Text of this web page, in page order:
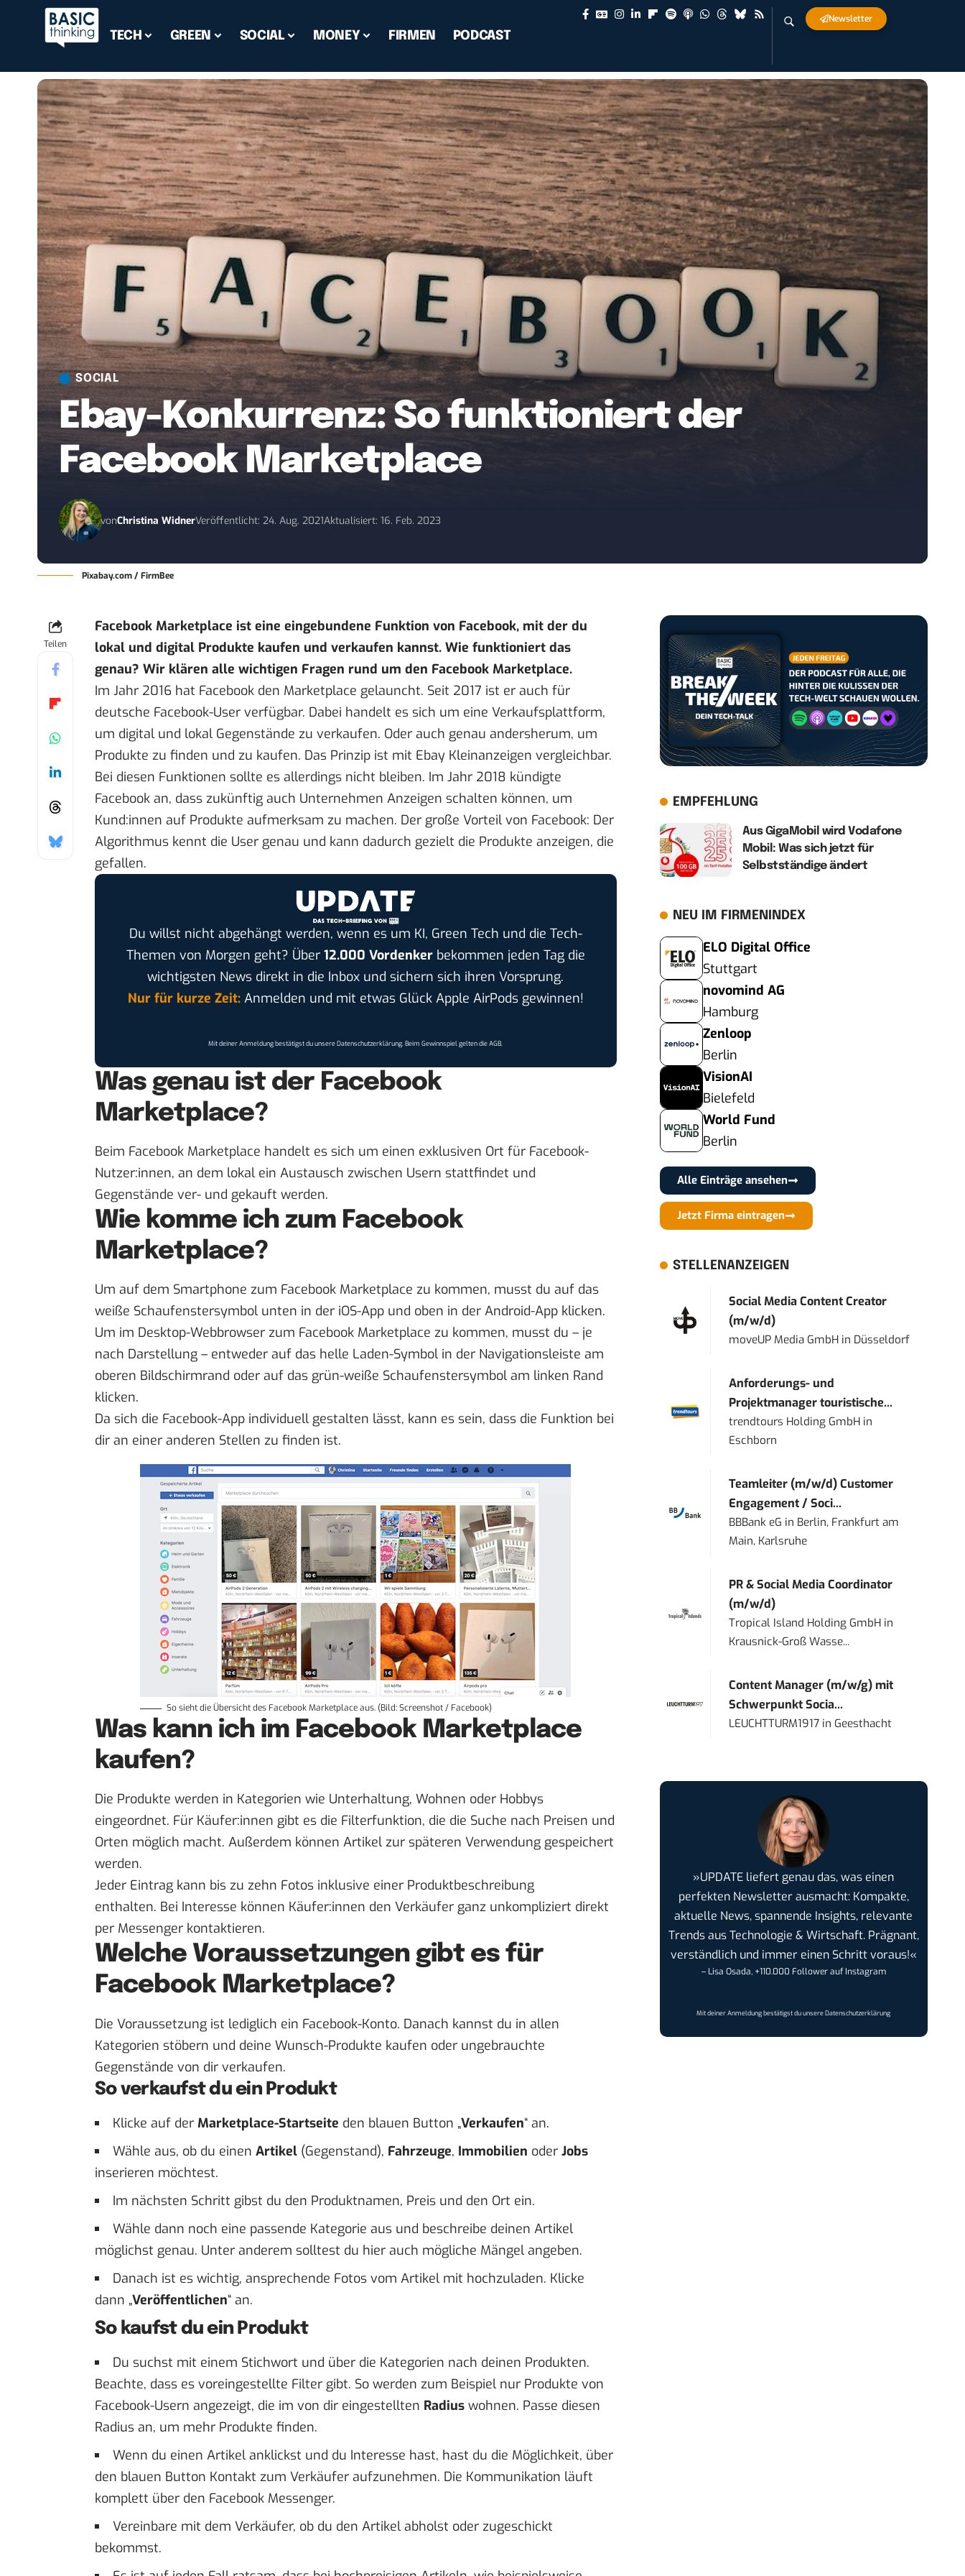
TECH GREEN SOCIAL MONEY FIRMEN PODCAST
Newsletter
SOCIAL
Ebay-Konkurrenz: So funktioniert der
Facebook Marketplace
vonChristina WidnerVeröffentlicht: 24. Aug. 2021Aktualisiert: 16. Feb. 2023
Pixabay.com / FirmBee
Teilen
Facebook Marketplace ist eine eingebundene Funktion von Facebook, mit der du
lokal und digital Produkte kaufen und verkaufen kannst. Wie funktioniert das
genau? Wir klären alle wichtigen Fragen rund um den Facebook Marketplace.
Im Jahr 2016 hat Facebook den Marketplace gelauncht. Seit 2017 ist er auch für
deutsche Facebook-User verfügbar. Dabei handelt es sich um eine Verkaufsplattform,
um digital und lokal Gegenstände zu verkaufen. Oder auch genau andersherum, um
Produkte zu finden und zu kaufen. Das Prinzip ist mit Ebay Kleinanzeigen vergleichbar.
Bei diesen Funktionen sollte es allerdings nicht bleiben. Im Jahr 2018 kündigte
Facebook an, dass zukünftig auch Unternehmen Anzeigen schalten können, um
Kund:innen auf Produkte aufmerksam zu machen. Der große Vorteil von Facebook: Der
Algorithmus kennt die User genau und kann dadurch gezielt die Produkte anzeigen, die
gefallen.
Du willst nicht abgehängt werden, wenn es um KI, Green Tech und die Tech-
Themen von Morgen geht? Über 12.000 Vordenkerbekommen jeden Tag die
wichtigsten News direkt in die Inbox und sichern sich ihren Vorsprung.
Nur für kurze Zeit:Anmelden und mit etwas Glück Apple AirPods gewinnen!
Mit deiner Anmeldung bestätigst du unsereDatenschutzerklärung. Beim Gewinnspiel gelten dieAGB.
Was genau ist der Facebook
Marketplace?
Beim Facebook Marketplace handelt es sich um einen exklusiven Ort für Facebook-
Nutzer:innen, an dem lokal ein Austausch zwischen Usern stattfindet und
Gegenstände ver- und gekauft werden.
Wie komme ich zum Facebook
Marketplace?
Um auf dem Smartphone zum Facebook Marketplace zu kommen, musst du auf das
weiße Schaufenstersymbol unten in der iOS-App und oben in der Android-App klicken.
Um im Desktop-Webbrowser zum Facebook Marketplace zu kommen, musst du – je
nach Darstellung – entweder auf das helle Laden-Symbol in der Navigationsleiste am
oberen Bildschirmrand oder auf das grün-weiße Schaufenstersymbol am linken Rand
klicken.
Da sich die Facebook-App individuell gestalten lässt, kann es sein, dass die Funktion bei
dir an einer anderen Stellen zu finden ist.
So sieht die Übersicht des Facebook Marketplace aus. (Bild: Screenshot / Facebook)
Was kann ich im Facebook Marketplace
kaufen?
Die Produkte werden in Kategorien wie Unterhaltung, Wohnen oder Hobbys
eingeordnet. Für Käufer:innen gibt es die Filterfunktion, die die Suche nach Preisen und
Orten möglich macht. Außerdem können Artikel zur späteren Verwendung gespeichert
werden.
Jeder Eintrag kann bis zu zehn Fotos inklusive einer Produktbeschreibung
enthalten. Bei Interesse können Käufer:innen den Verkäufer ganz unkompliziert direkt
per Messenger kontaktieren.
Welche Voraussetzungen gibt es für
Facebook Marketplace?
Die Voraussetzung ist lediglich ein Facebook-Konto. Danach kannst du in allen
Kategorien stöbern und deine Wunsch-Produkte kaufen oder ungebrauchte
Gegenstände von dir verkaufen.
So verkaufst du ein Produkt
Klicke auf der Marketplace-Startseite den blauen Button „Verkaufen“ an.
Wähle aus, ob du einen Artikel (Gegenstand), Fahrzeuge, Immobilien oder Jobs
inserieren möchtest.
Im nächsten Schritt gibst du den Produktnamen, Preis und den Ort ein.
Wähle dann noch eine passende Kategorie aus und beschreibe deinen Artikel
möglichst genau. Unter anderem solltest du hier auch mögliche Mängel angeben.
Danach ist es wichtig, ansprechende Fotos vom Artikel mit hochzuladen. Klicke
dann „Veröffentlichen“ an.
So kaufst du ein Produkt
Du suchst mit einem Stichwort und über die Kategorien nach deinen Produkten.
Beachte, dass es voreingestellte Filter gibt. So werden zum Beispiel nur Produkte von
Facebook-Usern angezeigt, die im von dir eingestellten Radius wohnen. Passe diesen
Radius an, um mehr Produkte finden.
Wenn du einen Artikel anklickst und du Interesse hast, hast du die Möglichkeit, über
den blauen Button Kontakt zum Verkäufer aufzunehmen. Die Kommunikation läuft
komplett über den Facebook Messenger.
Vereinbare mit dem Verkäufer, ob du den Artikel abholst oder zugeschickt
bekommst.
EMPFEHLUNG
Aus GigaMobil wird Vodafone
Mobil: Was sich jetzt für
Selbstständige ändert
NEU IM FIRMENINDEX
ELO Digital Office
Stuttgart
novomind AG
Hamburg
Zenloop
Berlin
VisionAI
Bielefeld
World Fund
Berlin
Alle Einträge ansehen
Jetzt Firma eintragen
STELLENANZEIGEN
Social Media Content Creator
(m/w/d)
moveUP Media GmbH in Düsseldorf
Anforderungs- und
Projektmanager touristische...
trendtours Holding GmbH in
Eschborn
Teamleiter (m/w/d) Customer
Engagement / Soci...
BBBank eG in Berlin, Frankfurt am
Main, Karlsruhe
PR & Social Media Coordinator
(m/w/d)
Tropical Island Holding GmbH in
Krausnick-Groß Wasse...
Content Manager (m/w/g) mit
Schwerpunkt Socia...
LEUCHTTURM1917 in Geesthacht
»UPDATE liefert genau das, was einen
perfekten Newsletter ausmacht: Kompakte,
aktuelle News, spannende Insights, relevante
Trends aus Technologie & Wirtschaft. Prägnant,
verständlich und immer einen Schritt voraus!«
– Lisa Osada, +110.000 Follower auf Instagram
Mit deiner Anmeldung bestätigst du unsereDatenschutzerklärung